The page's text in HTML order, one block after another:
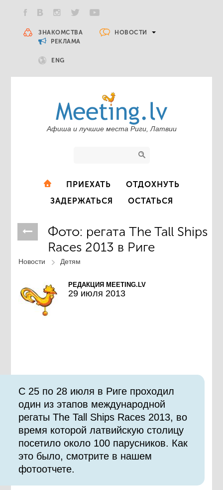
ЗНАКОМСТВА
НОВОСТИ
РЕКЛАМА
ENG
Афиша и лучшие места Риги, Латвии
ПРИЕХАТЬ
ОТДОХНУТЬ
ЗАДЕРЖАТЬСЯ
ОСТАТЬСЯ
Фото: регата The Tall Ships
Races 2013 в Риге
Новости Детям
РЕДАКЦИЯ MEETING.LV
29 июля 2013
С 25 по 28 июля в Риге проходил
один из этапов международной
регаты The Tall Ships Races 2013, во
время которой латвийскую столицу
посетило около 100 парусников. Как
это было, смотрите в нашем
фотоотчете.